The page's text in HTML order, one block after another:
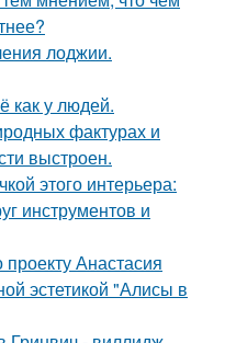
лоджии.
как у людей.
фактурах и
выстроен.
этого интерьера:
инструментов и
Анастасия
эстетикой "Алисы в